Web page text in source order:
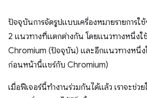
ปัจจุบันการจัดรูปแบบเครื่องหมายรายการใ
2 แนวทางที่แตกต่างกัน โดยแนวทางหนึ่งใ
Chromium (ปัจจุบัน) และอีกแนวทางหนึ่ง
ก่อนหน้านี้แชร์กับ Chromium)
เมื่อฟีเจอร์นี้ทำงานร่วมกันได้แล้ว เราจะช่